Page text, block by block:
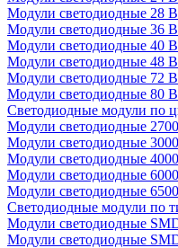
Модули светодиодные 28
Модули светодиодные 36
Модули светодиодные 40
Модули светодиодные 48
Модули светодиодные 72
Модули светодиодные 80
Светодиодные модули по
Модули светодиодные
Модули светодиодные
Модули светодиодные
Модули светодиодные
Модули светодиодные
Светодиодные модули по
Модули светодиодные
Модули светодиодные